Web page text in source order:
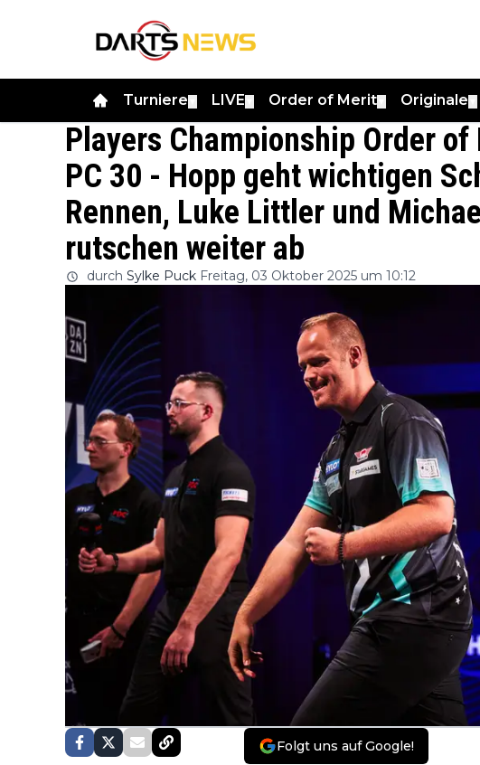
Turniere LIVE Order of Merit Originale
Players Championship Order
PC 30 - Hopp geht wichtigen
Rennen, Luke Littler und
rutschen weiter ab
durch Sylke Puck Freitag, 03 Oktober 2025 um 10:12
Folgt uns auf Google!